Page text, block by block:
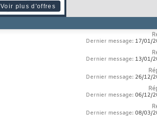
Voir plus d'offres
Dernier message: 17/01/
Dernier message: 13/01/
Dernier message: 26/12/
Dernier message: 06/12/
Dernier message: 08/03/